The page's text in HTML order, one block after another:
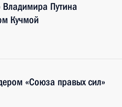
Владимира Путина
Кучмой
«Союза правых сил»